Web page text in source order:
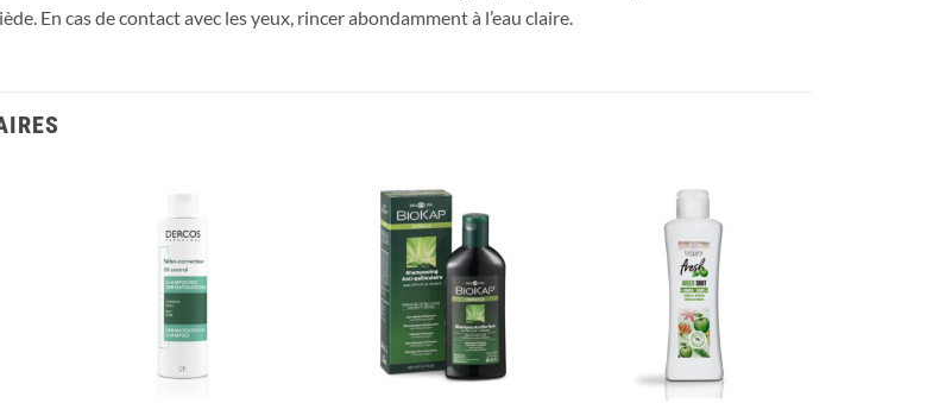
En cas de contact avec les yeux, rincer abondamment à l’eau claire.
Ajouter
à la liste